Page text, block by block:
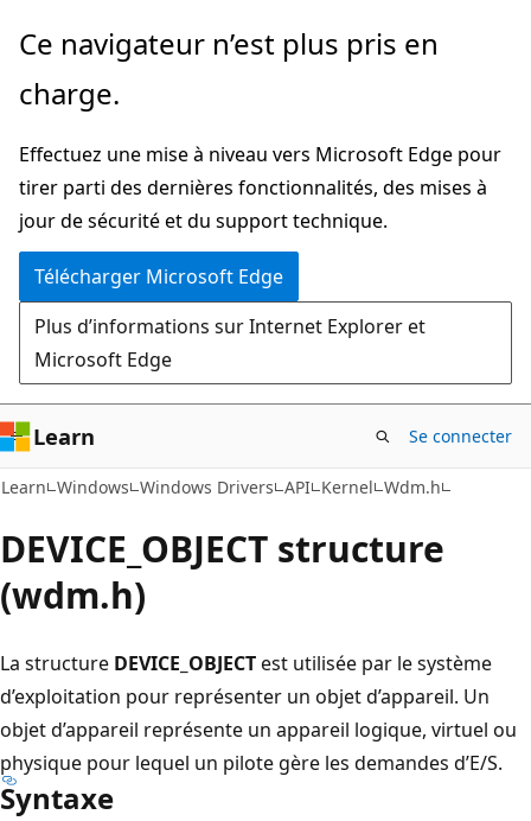
Passer
directement
au
principal
Ce navigateur n’est plus pris en
charge.
Effectuez une mise à niveau vers Microsoft Edge pour
tirer parti des dernières fonctionnalités, des mises à
jour de sécurité et du support technique.
Télécharger Microsoft Edge
Plus d’informations sur Internet Explorer et
Microsoft Edge
Learn Se connecter
Learn Windows Windows Drivers API Kernel Wdm.h
DEVICE_OBJECT structure
(wdm.h)
La structure DEVICE_OBJECTest utilisée par le système
d’exploitation pour représenter un objet d’appareil. Un
objet d’appareil représente un appareil logique, virtuel ou
physique pour lequel un pilote gère les demandes d’E/S.
Syntaxe